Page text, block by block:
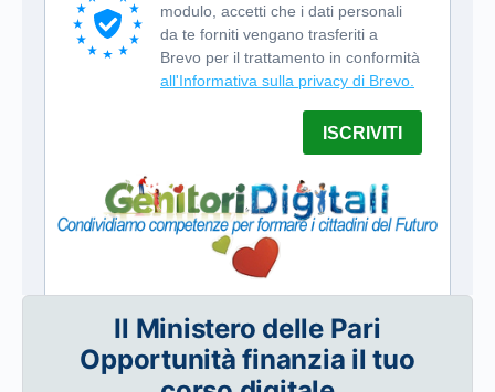
Il Ministero delle Pari
Opportunità finanzia il tuo